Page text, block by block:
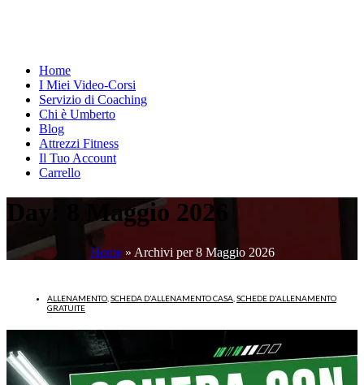
Home
I Miei Video-Corsi
Servizio di Coaching
Chi è Umberto
Blog
Attrezzi Fitness
Il Tuo Account
Carrello
Day: 8 Maggio 2026
Home» Archivi per 8 Maggio 2026
ALLENAMENTO SCHEDA D'ALLENAMENTO CASA SCHEDE D'ALLENAMENTO
GRATUITE